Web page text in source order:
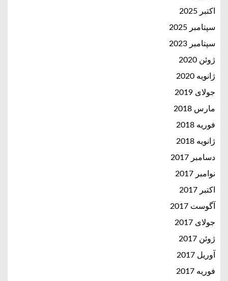
اکتبر 2025
سپتامبر 2025
سپتامبر 2023
ژوئن 2020
ژانویه 2020
جولای 2019
مارس 2018
فوریه 2018
ژانویه 2018
دسامبر 2017
نوامبر 2017
اکتبر 2017
آگوست 2017
جولای 2017
ژوئن 2017
آوریل 2017
فوریه 2017